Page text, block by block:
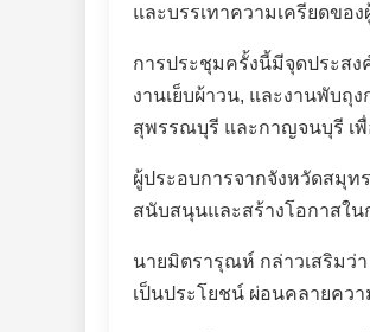
และบรรเทาความเครียดของ
การประชุมครั้งนี้มีจุดประส
งานเย็บผ้าวน, และงานพับถุง
สุพรรณบุรี และกาญจนบุรี เ
ผู้ประอบการจากจังหวัดสมุท
สนับสนุนและสร้างโอกาสใ
นายมิตรารุณห์ กล่าวเสริมว่า
เป็นประโยชน์ ผ่อนคลายคว